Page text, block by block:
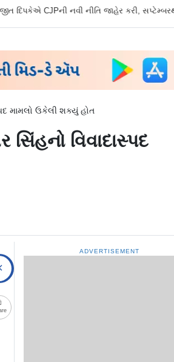
નીતિ જાહેર કરી, સપ્ટેમ્બરથી દેશભારમાં થશે શરૂ
મામલો ઉકેલી શક્યું હોત
વિવાદાસ્પદ
ADVERTISEMENT